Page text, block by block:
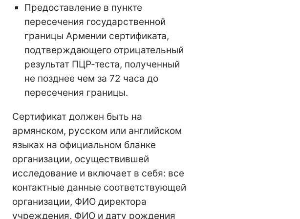
Предоставление в пункте
пересечения государственной
границы Армении сертификата,
подтверждающего отрицательный
результат ПЦР-теста, полученный
не позднее чем за 72 часа до
пересечения границы.
Сертификат должен быть на
армянском, русском или английском
языках на официальном бланке
организации, осуществившей
исследование и включает в себя: все
контактные данные соответствующей
организации, ФИО директора
учреждения, ФИО и дату рождения